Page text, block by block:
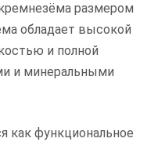
размером
обладает высокой
и полной
и минеральными
как функциональное